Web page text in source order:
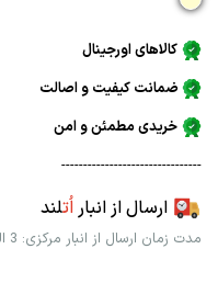
کالاهای اورجینال
ضمانت کیفیت و اصالت
خریدی مطمئن و امن
--------------------------------
ارسال از انباراُتلند
مدت زمان ارسال از انبار مرکزی: 3 الی 5 روز کاری